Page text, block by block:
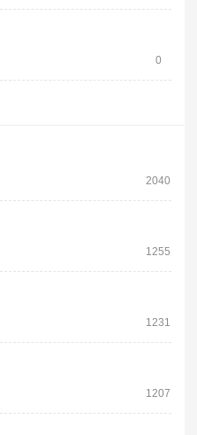
0
2040
1255
1231
1207